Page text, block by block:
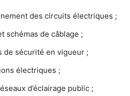
des circuits électriques ;
schémas de câblage ;
de sécurité en vigueur ;
électriques ;
d’éclairage public ;